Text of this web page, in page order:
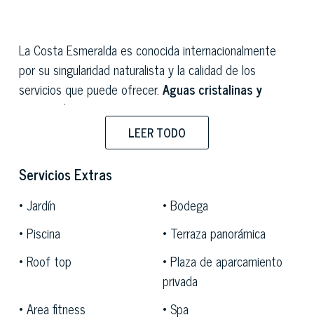
La Costa Esmeralda es conocida internacionalmente
por su singularidad naturalista y la calidad de los
servicios que puede ofrecer. Aguas cristalinas y
playas vírgenes
con una amplia variedad deservicios capaces de
satisfacer hasta los gustos más refinados.
presencia de residencias de lujo, clubes náuticos,
boutiques de alta costura, restaurantes estrella y una
animada vida nocturna hacen de esta zona un destino
único en el mundo, destino favorito de celebridades y
destacadas personalidades internacionales, que buscan
la excelencia y el lujo en un contexto paradisíaco.
LEER TODO
Servicios Extras
Jardín
Bodega
Piscina
Terraza panorámica
Roof top
Plaza de aparcamiento
privada
Area fitness
Spa